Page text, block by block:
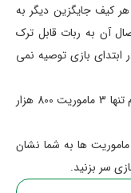
هر کیف جایگزین دیگر به
آن به ربات قابل ترک
ابتدای بازی توصیه نمی
بدون هیچ ضربه زدن و دردسری با انجام تنها 3 ماموریت 800 هزار
ها به شما نشان
سر بزنید.